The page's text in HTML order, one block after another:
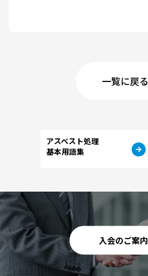
一覧に戻る
アスベスト処理
基本用語集
入会のご案内